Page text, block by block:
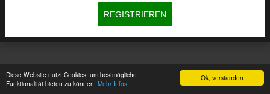
Ok, verstanden
Diese Website nutzt Cookies, um bestmögliche
Funktionalität bieten zu können. Mehr Infos
REGISTRIEREN